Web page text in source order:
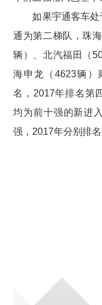
如果宇通客车
通为第二梯队，珠
辆）、北汽福田（
海申龙（4623辆）
名，2017年排名第
均为前十强的新进
强，2017年分别排